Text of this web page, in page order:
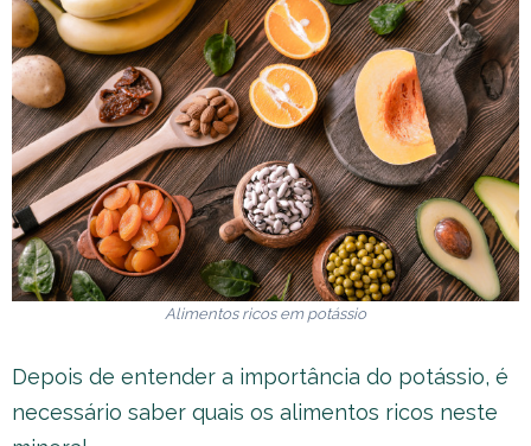
Alimentos ricos em potássio
Depois de entender a importância do potássio, é
necessário saber quais os alimentos ricos neste